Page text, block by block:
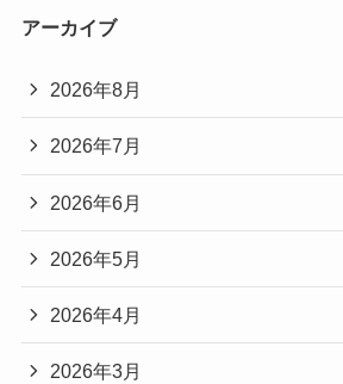
アーカイブ
2026年8月
2026年7月
2026年6月
2026年5月
2026年4月
2026年3月